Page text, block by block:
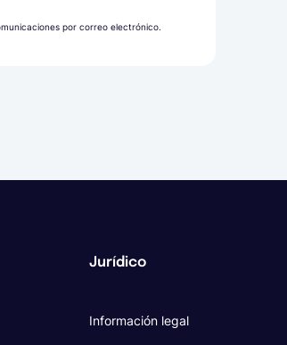
por correo electrónico.
Jurídico
Información legal